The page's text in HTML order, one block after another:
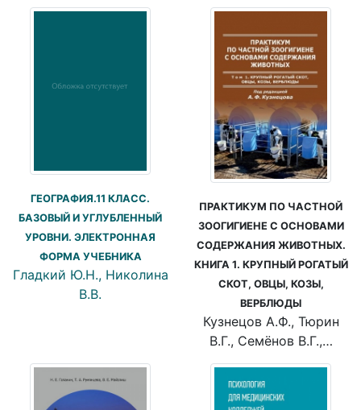
ГЕОГРАФИЯ.11 КЛАСС.
БАЗОВЫЙ И УГЛУБЛЕННЫЙ
УРОВНИ. ЭЛЕКТРОННАЯ
ФОРМА УЧЕБНИКА
Гладкий Ю.Н., Николина
В.В.
ПРАКТИКУМ ПО ЧАСТНОЙ
ЗООГИГИЕНЕ С ОСНОВАМИ
СОДЕРЖАНИЯ ЖИВОТНЫХ.
КНИГА 1. КРУПНЫЙ РОГАТЫЙ
СКОТ, ОВЦЫ, КОЗЫ,
ВЕРБЛЮДЫ
Кузнецов А.Ф., Тюрин
В.Г., Семёнов В.Г.,…